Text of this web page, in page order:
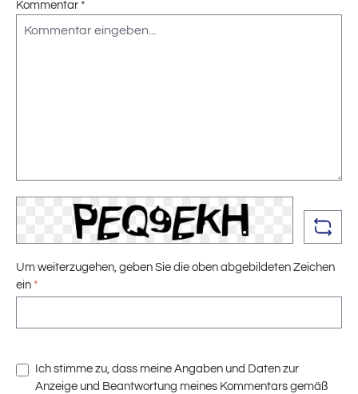
Kommentar *
Um weiterzugehen, geben Sie die oben abgebildeten Zeichen
ein *
Ich stimme zu, dass meine Angaben und Daten zur
Anzeige und Beantwortung meines Kommentars gemäß